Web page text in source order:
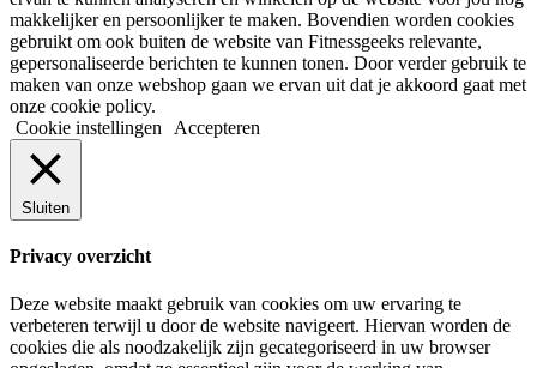
makkelijker en persoonlijker te maken. Bovendien worden cookies
gebruikt om ook buiten de website van Fitnessgeeks relevante,
gepersonaliseerde berichten te kunnen tonen. Door verder gebruik te
maken van onze webshop gaan we ervan uit dat je akkoord gaat met
onze cookie policy.
Cookie instellingen
Accepteren
Sluiten
Privacy overzicht
Deze website maakt gebruik van cookies om uw ervaring te
verbeteren terwijl u door de website navigeert. Hiervan worden de
cookies die als noodzakelijk zijn gecategoriseerd in uw browser